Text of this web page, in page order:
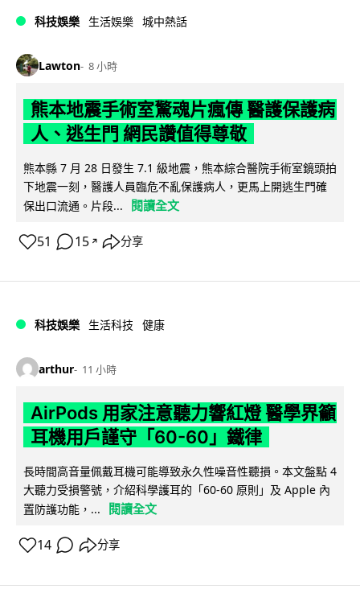
科技娛樂 生活娛樂 城中熱話
Lawton 8 小時
熊本地震手術室驚魂片瘋傳 醫護保護病
人、逃生門 網民讚值得尊敬
熊本縣 7 月 28 日發生 7.1 級地震，熊本綜合醫院手術室鏡頭拍
下地震一刻，醫護人員臨危不亂保護病人，更馬上開逃生門確
保出口流通。片段...
閱讀全文
51 15 ↗ 分享
科技娛樂 生活科技 健康
arthur 11 小時
AirPods 用家注意聽力響紅燈 醫學界籲
耳機用戶謹守「60-60」鐵律
長時間高音量佩戴耳機可能導致永久性噪音性聽損。本文盤點 4
大聽力受損警號，介紹科學護耳的「60-60 原則」及 Apple 內
置防護功能，...
閱讀全文
14 分享